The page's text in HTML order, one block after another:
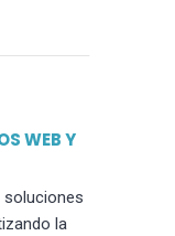
WEB Y
soluciones
la